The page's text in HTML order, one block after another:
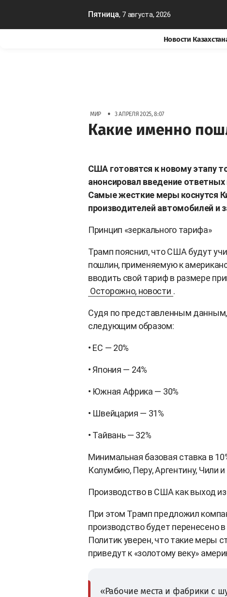
Пятница, 7 августа, 2026
Новости
МИР • 3 АПРЕЛЯ 2025, 8:07
Какие именно
США готовятся к новому этапу
анонсировал введение
Самые жесткие меры коснутся
производителей автомобилей и
Принцип «зеркального тарифа»
Трамп пояснил, что США будут
пошлин, применяемую к
вводить свой тариф в размере
Осторожно, новости .
Судя по представленным
следующим образом:
• ЕС — 20%
• Япония — 24%
• Южная Африка — 30%
• Швейцария — 31%
• Тайвань — 32%
Минимальная базовая ставка в
Колумбию, Перу, Аргентину, Чили и
Производство в США как выход
При этом Трамп предложил
производство будет перенесено
Политик уверен, что такие меры
приведут к «золотому веку»
«Рабочие места и фабрики с